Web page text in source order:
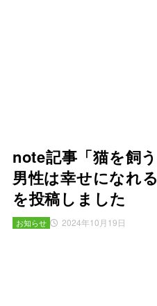
note記事「猫を飼
男性は幸せになれ
を投稿しました
2024年10月19日
お知らせ